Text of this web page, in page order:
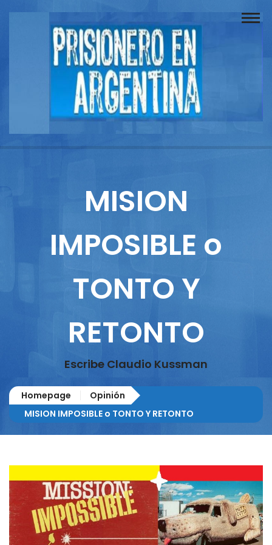
Buscador
Documentos
Columnistas
MISION
IMPOSIBLE o
TONTO Y
RETONTO
Escribe Claudio Kussman
Homepage
Opinión
MISION IMPOSIBLE o TONTO Y RETONTO